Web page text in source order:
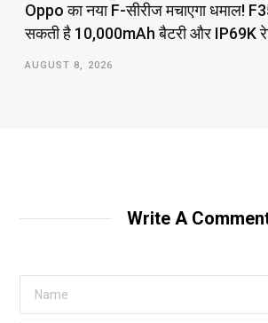
Oppo का नया F-सीरीज मचाएगा धमाल!
सकती है 10,000mAh बैटरी और IP69K
AUGUST 8, 2026
Write A